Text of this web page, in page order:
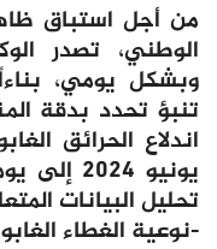
من أجل استباق
الوطني، تصدر
وبشكل يومي،
تنبؤ تحدد بدقة
تحليل البيانات
-نوعية الغطاء